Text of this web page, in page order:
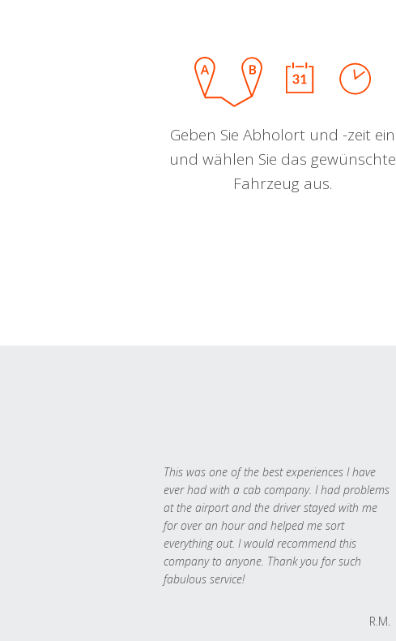
Geben Sie Abholort und -zeit ein
und wählen Sie das gewünschte
Fahrzeug aus.
This was one of the best experiences I have
ever had with a cab company. I had problems
at the airport and the driver stayed with me
for over an hour and helped me sort
everything out. I would recommend this
company to anyone. Thank you for such
fabulous service!
R.M.